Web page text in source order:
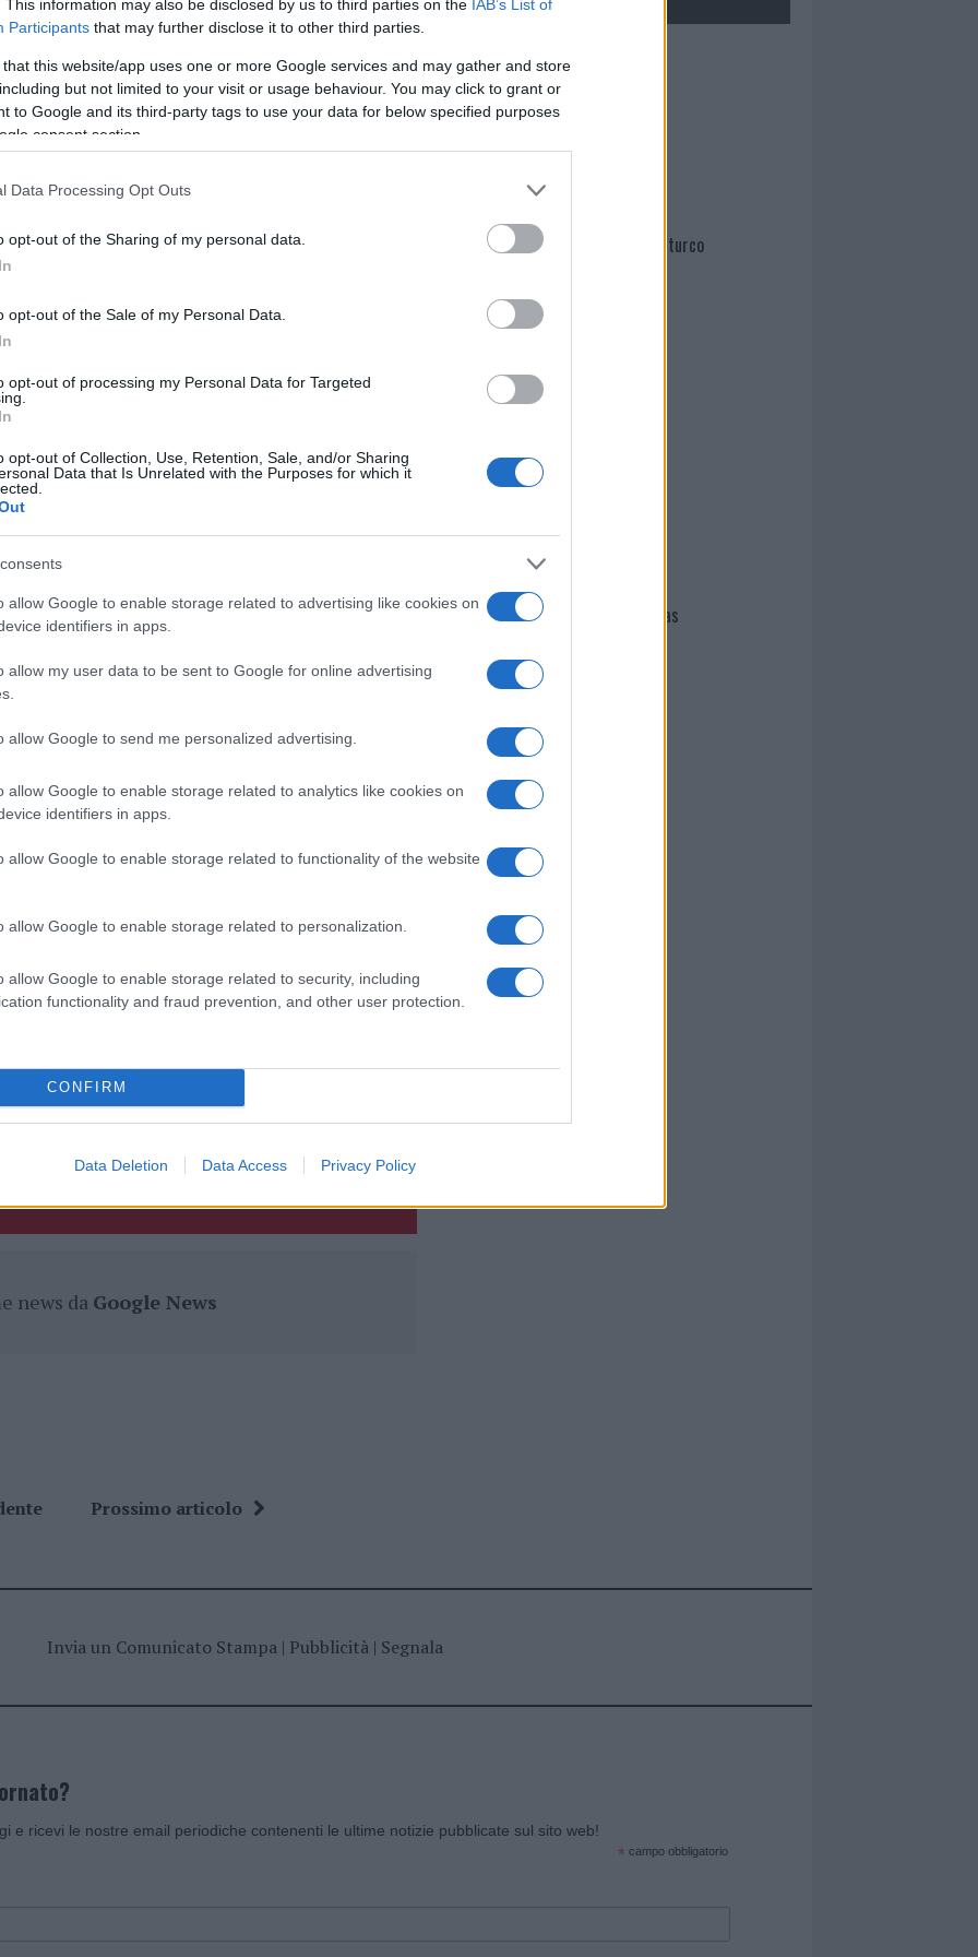
This information may also be disclosed by us to third parties on the IAB’s List of
Participants that may further disclose it to other third parties.
that this website/app uses one or more Google services and may gather and store
but not limited to your visit or usage behaviour. You may click to grant or
to Google and its third-party tags to use your data for below specified purposes
consent section.
Data Processing Opt Outs
opt-out of the Sharing of my personal data.
opt-out of the Sale of my Personal Data.
opt-out of processing my Personal Data for Targeted
opt-out of Collection, Use, Retention, Sale, and/or Sharing
Data that Is Unrelated with the Purposes for which it
allow Google to enable storage related to advertising like cookies on
identifiers in apps.
allow my user data to be sent to Google for online advertising
allow Google to send me personalized advertising.
allow Google to enable storage related to analytics like cookies on
identifiers in apps.
allow Google to enable storage related to functionality of the website
allow Google to enable storage related to personalization.
allow Google to enable storage related to security, including
functionality and fraud prevention, and other user protection.
CONFIRM
Data Deletion Data Access Privacy Policy
nella sezioneLogin
Caretta Caretta
Caretta Caretta Olbia
di GalluraOggi.it
i tuoi video e le tue foto
+39 345 356 7512
news da Google News
Prossimo articolo
Mario Malu
Paolo Pinna
Martina Agostina Diturco
Giovannimaria Cabras
Invia un Comunicato Stampa| Pubblicità| Segnala
e ricevi le nostre email periodiche contenenti le ultime notizie pubblicate sul sito web!
* campo obbligatorio